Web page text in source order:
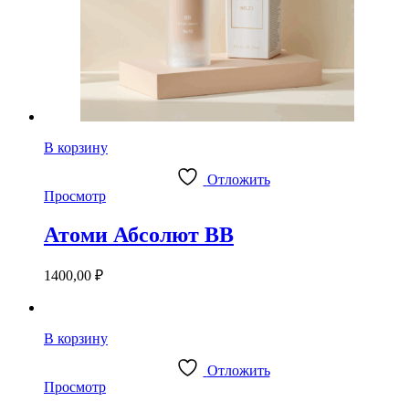
В корзину
Отложить
Просмотр
Атоми Абсолют BB
1400,00 ₽
В корзину
Отложить
Просмотр